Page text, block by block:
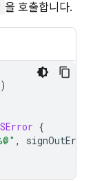
을 호출합니다.
{
, signOutError